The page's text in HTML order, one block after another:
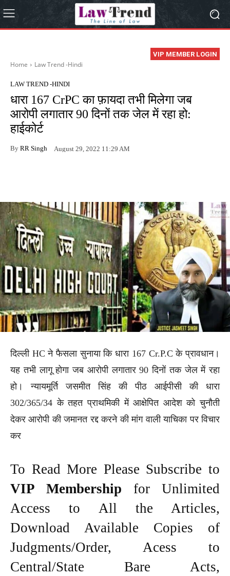
VIP MEMBER LOGIN
Home Law Trend -Hindi
LAW TREND -HINDI
धारा 167 CrPC का फ़ायदा तभी मिलेगा जब
आरोपी लगातार 90 दिनों तक जेल में रहा हो:
हाईकोर्ट
By RR Singh August 29, 2022 11:29 AM
दिल्ली HC ने फैसला सुनाया कि धारा 167 Cr.P.C के प्रावधान।
यह तभी लागू होगा जब आरोपी लगातार 90 दिनों तक जेल में रहा
हो। न्यायमूर्ति जसमीत सिंह की पीठ आईपीसी की धारा
302/365/34 के तहत प्राथमिकी में आक्षेपित आदेश को चुनौती
देकर आरोपी की जमानत रद्द करने की मांग वाली याचिका पर विचार
कर
To Read More Please Subscribe to
VIP Membership for Unlimited
Access to All the Articles,
Download Available Copies of
Judgments/Order, Acess to
Central/State Bare Acts,